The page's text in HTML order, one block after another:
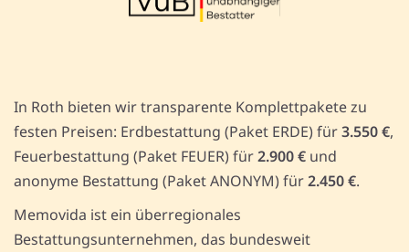
In Roth bieten wir transparente Komplettpakete zu
festen Preisen: Erdbestattung (Paket ERDE) für3.550 €,
Feuerbestattung (Paket FEUER) für2.900 € und
anonyme Bestattung (Paket ANONYM) für2.450 €.
Memovida ist ein überregionales
Bestattungsunternehmen, das bundesweit